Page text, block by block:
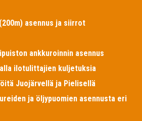
asennus ja siirrot
ankkuroinnin asennus
ilotulittajien kuljetuksia
Juojärvellä ja Pielisellä
ja öljypuomien asennusta eri